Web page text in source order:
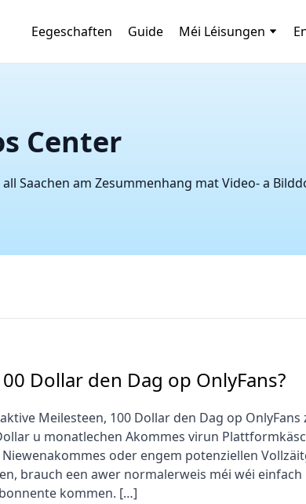
Eegeschaften Guide Méi Léisungen
Center
Saachen am Zesummenhang mat Video- a
Dollar den Dag op OnlyFans?
Meilesteen, 100 Dollar den Dag op
u monatlechen Akommes virun
oder engem potenziellen
brauch een awer normalerweis méi wéi
kommen. […]